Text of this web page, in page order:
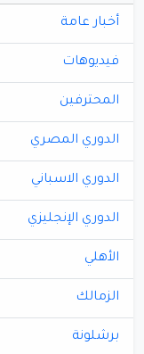
أخبار عامة
فيديوهات
المحترفين
الدوري المصري
الدوري الاسباني
الدوري الإنجليزي
الأهلي
الزمالك
برشلونة